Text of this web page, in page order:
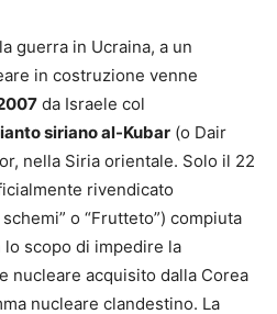
guerra in Ucraina, a un
in costruzione venne
da Israele col
siriano al-Kubar (o Dair
nella Siria orientale. Solo il 22
rivendicato
o “Frutteto”) compiuta
scopo di impedire la
nucleare acquisito dalla Corea
nucleare clandestino. La